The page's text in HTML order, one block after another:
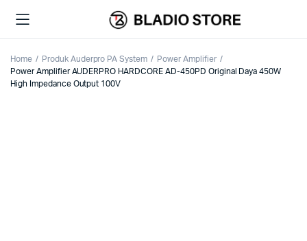
Home Produk Auderpro PA System
Power Amplifier
Power Amplifier AUDERPRO HARDCORE AD-450PD Original Daya 450W
High Impedance Output 100V